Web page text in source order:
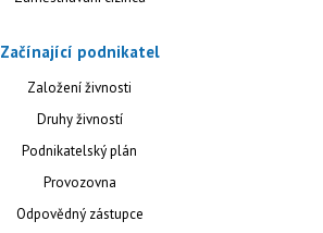
Začínající podnikatel
Založení živnosti
Druhy živností
Podnikatelský plán
Provozovna
Odpovědný zástupce